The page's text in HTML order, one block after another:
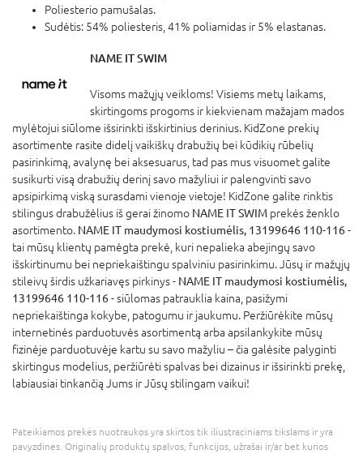
Poliesterio pamušalas.
Sudėtis: 54% poliesteris, 41% poliamidas ir 5% elastanas.
NAME IT SWIM
Visoms mažųjų veikloms! Visiems metų laikams,
skirtingoms progoms ir kiekvienam mažajam mados
mylėtojui siūlome išsirinkti išskirtinius derinius. KidZone prekių
asortimente rasite didelį vaikiškų drabužių bei kūdikių rūbelių
pasirinkimą, avalynę bei aksesuarus, tad pas mus visuomet galite
susikurti visą drabužių derinį savo mažyliui ir palengvinti savo
apsipirkimą viską surasdami vienoje vietoje! KidZone galite rinktis
stilingus drabužėlius iš gerai žinomo NAME IT SWIM prekės ženklo
asortimento. NAME IT maudymosi kostiumėlis, 13199646 110-116-
tai mūsų klientų pamėgta prekė, kuri nepalieka abejingų savo
išskirtinumu bei nepriekaištingu spalviniu pasirinkimu. Jūsų ir mažųjų
stileivų širdis užkariavęs pirkinys - NAME IT maudymosi kostiumėlis,
13199646 110-116- siūlomas patrauklia kaina, pasižymi
nepriekaištinga kokybe, patogumu ir jaukumu. Peržiūrėkite mūsų
internetinės parduotuvės asortimentą arba apsilankykite mūsų
fizinėje parduotuvėje kartu su savo mažyliu – čia galėsite palyginti
skirtingus modelius, peržiūrėti spalvas bei dizainus ir išsirinkti prekę,
labiausiai tinkančią Jums ir Jūsų stilingam vaikui!
Pateikiamos prekės nuotraukos yra skirtos tik iliustraciniams tikslams ir yra
pavyzdinės. Originalių produktų spalvos, funkcijos, užrašai ir/ar bet kurios